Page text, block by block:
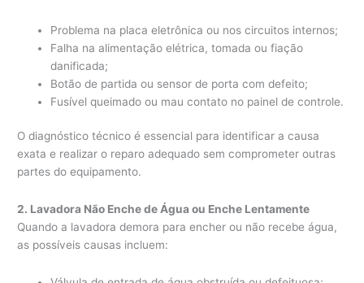
Problema na placa eletrônica ou nos circuitos internos;
Falha na alimentação elétrica, tomada ou fiação
danificada;
Botão de partida ou sensor de porta com defeito;
Fusível queimado ou mau contato no painel de controle.
O diagnóstico técnico é essencial para identificar a causa
exata e realizar o reparo adequado sem comprometer outras
partes do equipamento.
2. Lavadora Não Enche de Água ou Enche Lentamente
Quando a lavadora demora para encher ou não recebe água,
as possíveis causas incluem: